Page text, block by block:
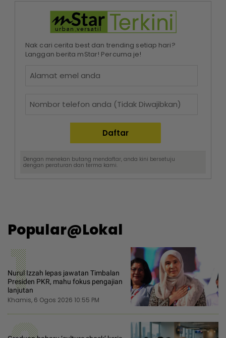
Nak cari cerita best dan trending setiap hari?
Langgan berita mStar! Percuma je!
Dengan menekan butang mendaftar, anda kini bersetuju
dengan peraturan dan terma kami.
Popular@Lokal
1
Nurul Izzah lepas jawatan Timbalan
Presiden PKR, mahu fokus pengajian
lanjutan
Khamis, 6 Ogos 2026 10:55 PM